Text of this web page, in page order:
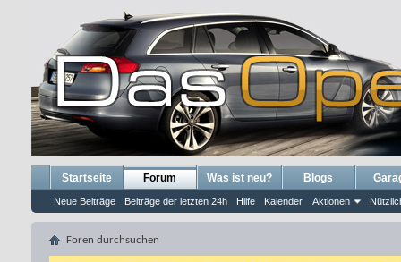
Startseite Forum
Neue Beiträge Beiträge der letzten 24h Hilfe Kalender Aktionen
Was ist neu? Blogs
Foren durchsuchen